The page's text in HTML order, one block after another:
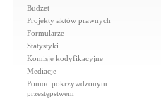
Budżet
Projekty aktów prawnych
Formularze
Statystyki
Komisje kodyfikacyjne
Mediacje
Pomoc pokrzywdzonym
przestępstwem